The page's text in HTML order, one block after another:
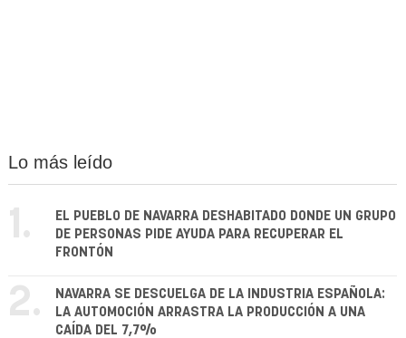
Lo más leído
1.
EL PUEBLO DE NAVARRA DESHABITADO DONDE UN GRUPO
DE PERSONAS PIDE AYUDA PARA RECUPERAR EL
FRONTÓN
2.
NAVARRA SE DESCUELGA DE LA INDUSTRIA ESPAÑOLA:
LA AUTOMOCIÓN ARRASTRA LA PRODUCCIÓN A UNA
CAÍDA DEL 7,7%